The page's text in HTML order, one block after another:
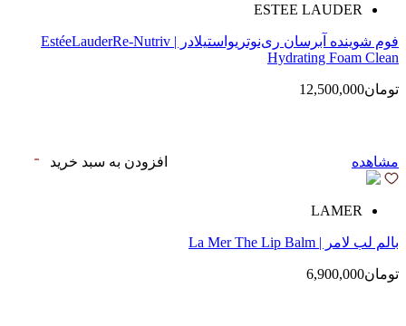
ESTEE LAUDER
فوم شوینده آبرسان ری‌نوتریواستیلادر | EstéeLauderRe-Nutriv
Hydrating Foam Clean
تومان12,500,000
مشاهده افزودن به سبد خرید
LAMER
بالم لب لامر | La Mer The Lip Balm
تومان6,900,000